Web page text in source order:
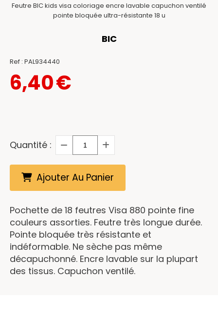
Feutre BIC kids visa coloriage encre lavable capuchon ventilé
pointe bloquée ultra-résistante 18 u
BIC
Ref : PAL934440
6,40€
Quantité :
Ajouter Au Panier
Pochette de 18 feutres Visa 880 pointe fine
couleurs assorties. Feutre très longue durée.
Pointe bloquée très résistante et
indéformable. Ne sèche pas même
décapuchonné. Encre lavable sur la plupart
des tissus. Capuchon ventilé.